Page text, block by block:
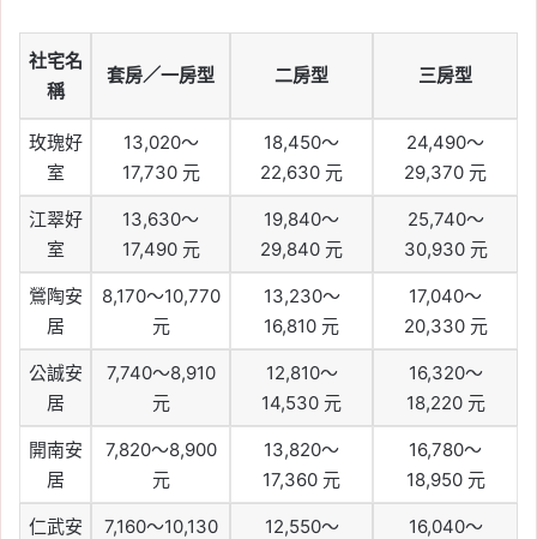
社宅名
稱
套房／一房型 二房型 三房型
玫瑰好
室
13,020～
17,730 元
18,450～
22,630 元
24,490～
29,370 元
江翠好
室
13,630～
17,490 元
19,840～
29,840 元
25,740～
30,930 元
鶯陶安
居
8,170～10,770
元
13,230～
16,810 元
17,040～
20,330 元
公誠安
居
7,740～8,910
元
12,810～
14,530 元
16,320～
18,220 元
開南安
居
7,820～8,900
元
13,820～
17,360 元
16,780～
18,950 元
仁武安
7,160～10,130
12,550～
16,040～